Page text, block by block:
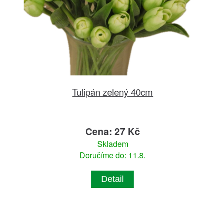
Tulipán zelený 40cm
Cena: 27 Kč
Skladem
Doručíme do: 11.8.
Detail